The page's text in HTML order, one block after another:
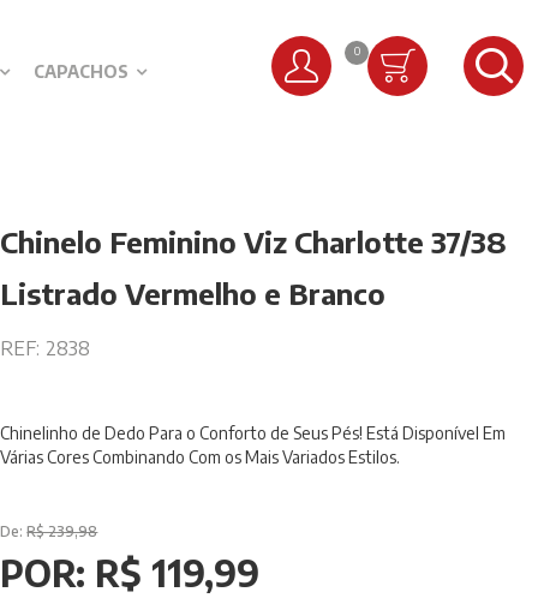
CAPACHOS
0
Chinelo Feminino Viz Charlotte 37/38
Listrado Vermelho e Branco
REF: 2838
Chinelinho de Dedo Para o Conforto de Seus Pés! Está Disponível Em
Várias Cores Combinando Com os Mais Variados Estilos.
De:R$ 239,98
POR: R$ 119,99